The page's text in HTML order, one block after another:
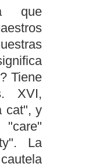
que
Tiene
XVI,
cat", y
La